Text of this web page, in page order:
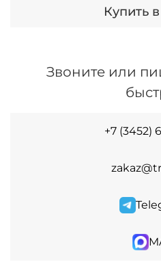
Купить
Звоните или
+7 (3452)